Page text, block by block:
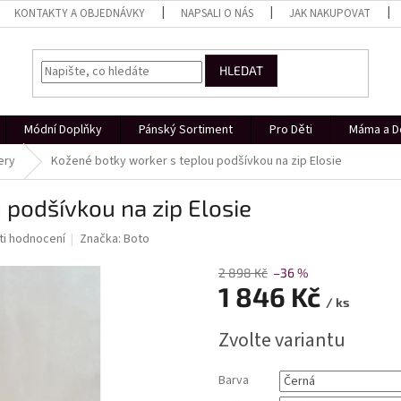
KONTAKTY A OBJEDNÁVKY NAPSALI O NÁS JAK NAKUPOVAT
HLEDAT
Módní Doplňky Pánský Sortiment Pro Děti Máma a
Kožené botky worker s teplou podšívkou na zip Elosie
na zip Elosie
hodnocení Značka:Boto
2 898 Kč –36 %
1 846 Kč / ks
cena:
Zvolte variantu
Barva